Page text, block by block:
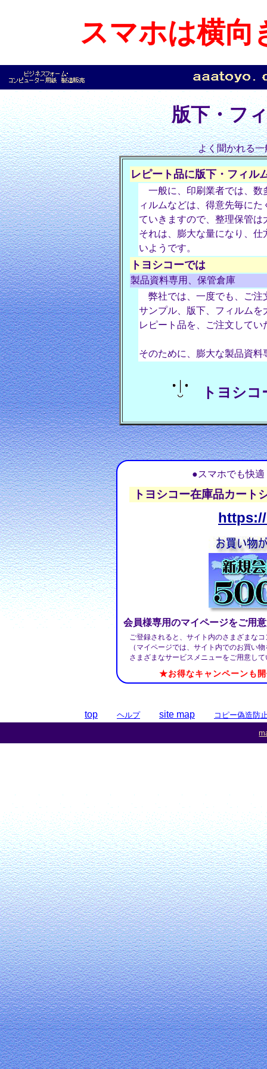
スマホは横向
版下・フ
よく聞かれる
レピート品に版下・フィル
一般に、印刷業者では、数
ィルムなどは、得意先毎に
ていきますので、整理保管は
それは、膨大な量になり、
いようです。
トヨシコーでは
製品資料専用、保管倉庫
弊社では、一度でも、ご注
サンプル、版下、フィルム
レピート品を、ご注文してい
そのために、膨大な製品資
トヨシコ
●スマホでも快
トヨシコー在庫品カート
会員様専用のマイページをご用
ご登録されると、サイト内のさまざまな
（マイページでは、サイト内でのお買い
さまざまなサービスメニューをご用意し
★お得なキャンペーンも
top ヘルプ site map
コピー偽造防